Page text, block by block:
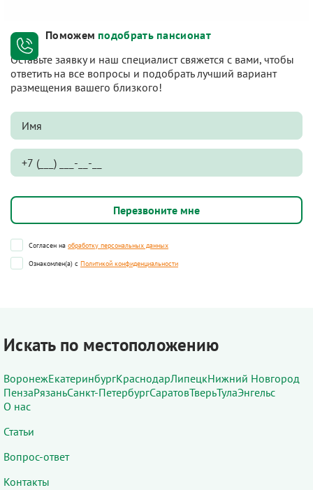
Поможем подобрать пансионат
Оставьте заявку и наш специалист свяжется с вами, чтобы
ответить на все вопросы и подобрать лучший вариант
размещения вашего близкого!
Согласен на обработку персональных данных
Ознакомлен(а) с Политикой конфиденциальности
Искать по местоположению
ВоронежЕкатеринбургКраснодарЛипецкНижний Новгород
ПензаРязаньСанкт-ПетербургСаратовТверьТулаЭнгельс
О нас
Статьи
Вопрос-ответ
Контакты